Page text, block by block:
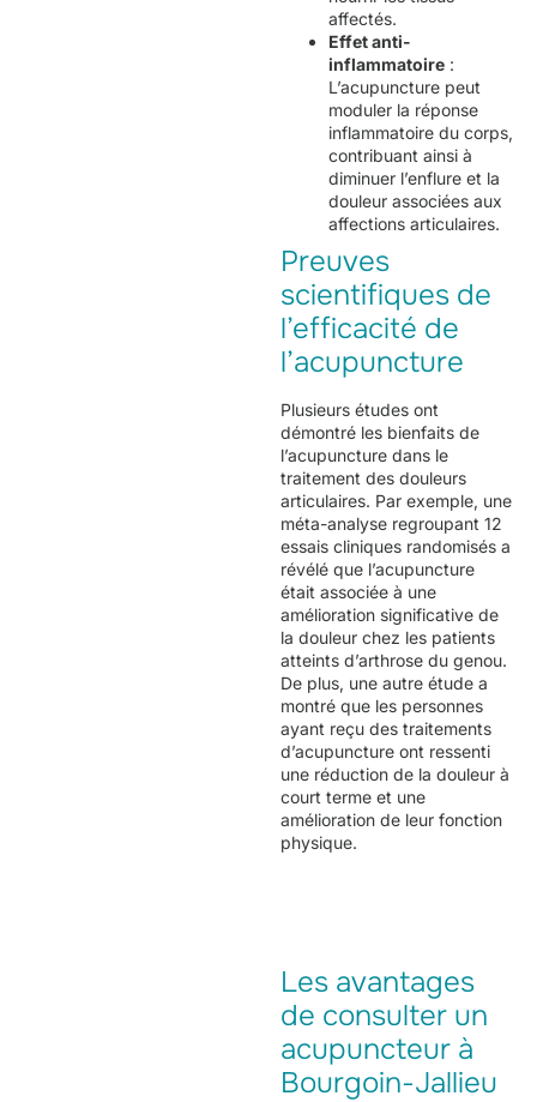
affectés.
Effet anti-
inflammatoire :
L’acupuncture peut
moduler la réponse
inflammatoire du corps,
contribuant ainsi à
diminuer l’enflure et la
douleur associées aux
affections articulaires.
Preuves
scientifiques de
l’efficacité de
l’acupuncture
Plusieurs études ont
démontré les bienfaits de
l’acupuncture dans le
traitement des douleurs
articulaires. Par exemple, une
méta-analyse regroupant 12
essais cliniques randomisés a
révélé que l’acupuncture
était associée à une
amélioration significative de
la douleur chez les patients
atteints d’arthrose du genou.
De plus, une autre étude a
montré que les personnes
ayant reçu des traitements
d’acupuncture ont ressenti
une réduction de la douleur à
court terme et une
amélioration de leur fonction
physique.
Les avantages
de consulter un
acupuncteur à
Bourgoin-Jallieu